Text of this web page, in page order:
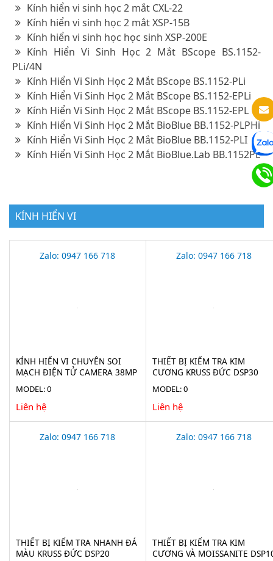
Kính hiển vi sinh học 2 mắt CXL-22
Kính hiển vi sinh học 2 mắt XSP-15B
Kính hiển vi sinh học học sinh XSP-200E
Kính Hiển Vi Sinh Học 2 Mắt BScope BS.1152-
PLi/4N
Kính Hiển Vi Sinh Học 2 Mắt BScope BS.1152-PLi
Kính Hiển Vi Sinh Học 2 Mắt BScope BS.1152-EPLi
Kính Hiển Vi Sinh Học 2 Mắt BScope BS.1152-EPL
Kính Hiển Vi Sinh Học 2 Mắt BioBlue BB.1152-PLPHi
Kính Hiển Vi Sinh Học 2 Mắt BioBlue BB.1152-PLI
Kính Hiển Vi Sinh Học 2 Mắt BioBlue.Lab BB.1152PL
KÍNH HIỂN VI
Zalo: 0947 166 718
KÍNH HIỂN VI CHUYÊN SOI
MẠCH ĐIỆN TỬ CAMERA 38MP
MODEL: 0
Liên hệ
Zalo: 0947 166 718
THIẾT BỊ KIỂM TRA KIM
CƯƠNG KRUSS ĐỨC DSP30
MODEL: 0
Liên hệ
Zalo: 0947 166 718
THIẾT BỊ KIỂM TRA NHANH ĐÁ
MÀU KRUSS ĐỨC DSP20
Zalo: 0947 166 718
THIẾT BỊ KIỂM TRA KIM
CƯƠNG VÀ MOISSANITE